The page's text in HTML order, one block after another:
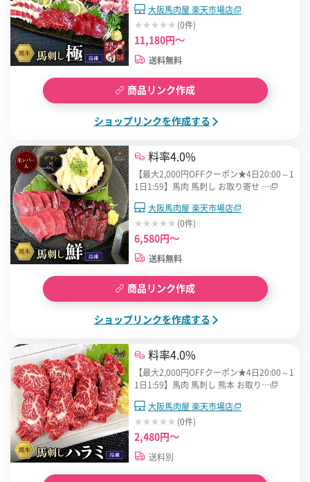
大阪馬肉屋 楽天市場店
(0件)
11,180円～
送料無料
商品リンク作成
ショップリンクを作成する
料率4.0%
【最大2,000円OFFクーポン★4日20:00～1
1日1:59】馬肉 馬刺し お取り寄せ …
大阪馬肉屋 楽天市場店
(0件)
6,580円～
送料無料
商品リンク作成
ショップリンクを作成する
料率4.0%
【最大2,000円OFFクーポン★4日20:00～1
1日1:59】馬肉 馬刺し 熊本 お取り…
大阪馬肉屋 楽天市場店
(0件)
2,480円～
送料別